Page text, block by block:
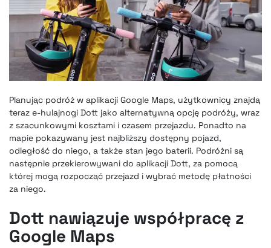
Planując podróż w aplikacji Google Maps, użytkownicy znajdą
teraz e-hulajnogi Dott jako alternatywną opcję podróży, wraz
z szacunkowymi kosztami i czasem przejazdu. Ponadto na
mapie pokazywany jest najbliższy dostępny pojazd,
odległość do niego, a także stan jego baterii. Podróżni są
następnie przekierowywani do aplikacji Dott, za pomocą
której mogą rozpocząć przejazd i wybrać metodę płatności
za niego.
Dott nawiązuje współpracę z
Google Maps